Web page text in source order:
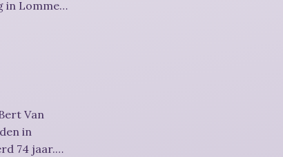
in Lommel
Van
in
74 jaar.